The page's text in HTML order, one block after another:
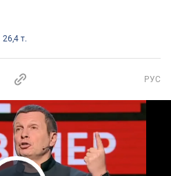
26,4 т.
РУС